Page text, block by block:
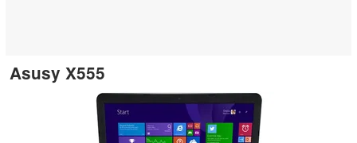
Asusy X555